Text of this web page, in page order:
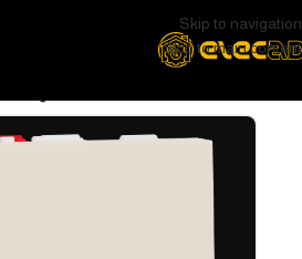
Skip to navigation
Skip to main content